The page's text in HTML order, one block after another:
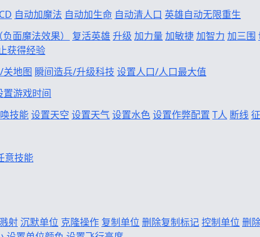
自动加魔法 自动加生命 自动清人口 英雄自动无限重生
面魔法效果）
复活英雄 升级 加力量 加敏捷加智力 加三围
获得经验
关地图 瞬间造兵/升级科技 设置人口/人口最大值
置游戏时间
技能设置天空 设置天气设置水色设置作弊配置 T人 断线
意技能
射沉默单位 克隆操作 复制单位 删除复制标记控制单位 删